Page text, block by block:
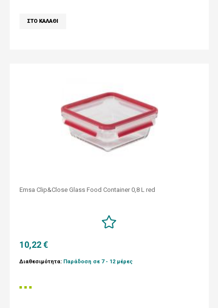
Emsa Clip&Close Glass Food Container 0,8 L red
10,22 €
Διαθεσιμότητα: Παράδοση σε 7 - 12 μέρες